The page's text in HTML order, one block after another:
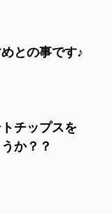
との事です♪
チップスを
か？？